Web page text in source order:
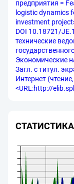
предприятия =
logistic dynamics
investment
DOI 10.18721/
технические
Экономические
Загл. с титул.
Интернет
<URL:http://